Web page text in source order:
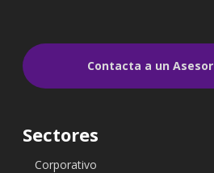
Contacta a un Asesor
Sectores
Corporativo